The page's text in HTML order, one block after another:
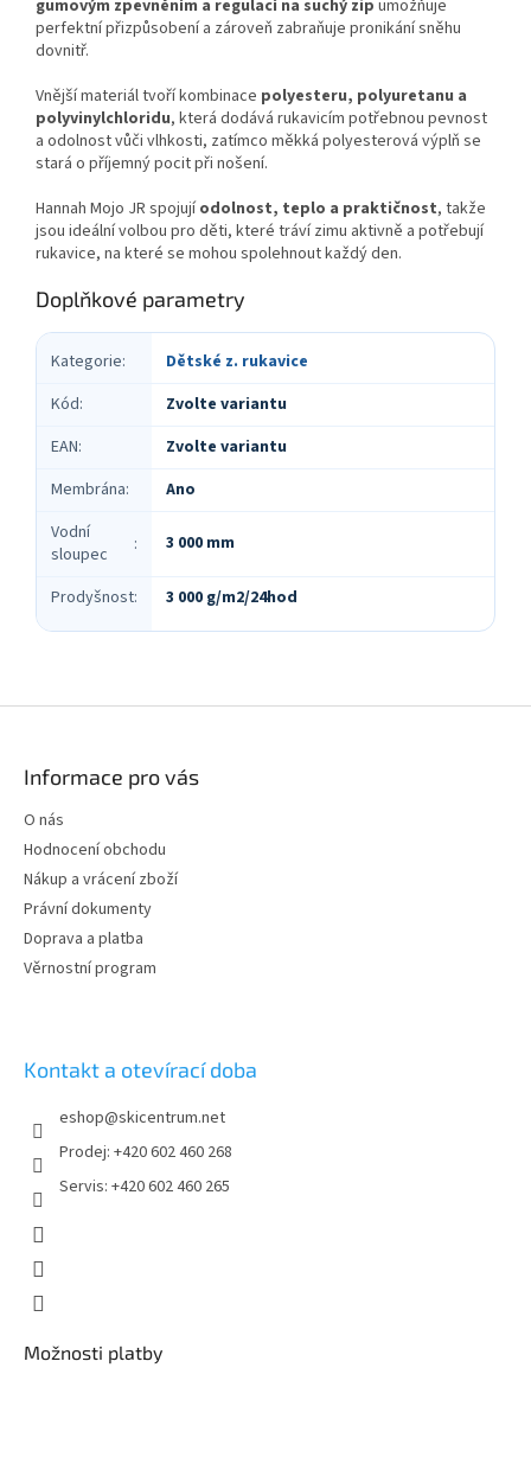
gumovým zpevněním a regulací na suchý zip umožňuje
perfektní přizpůsobení a zároveň zabraňuje pronikání sněhu
dovnitř.
Vnější materiál tvoří kombinace polyesteru, polyuretanu a
polyvinylchloridu, která dodává rukavicím potřebnou pevnost
a odolnost vůči vlhkosti, zatímco měkká polyesterová výplň se
stará o příjemný pocit při nošení.
Hannah Mojo JR spojujíodolnost, teplo a praktičnost, takže
jsou ideální volbou pro děti, které tráví zimu aktivně a potřebují
rukavice, na které se mohou spolehnout každý den.
Doplňkové parametry
Kategorie:
Dětské z. rukavice
Kód:
Zvolte variantu
EAN:
Zvolte variantu
Membrána:
Ano
Vodní
sloupec
: 3 000 mm
Prodyšnost: 3 000 g/m2/24hod
Informace pro vás
O nás
Hodnocení obchodu
Nákup a vrácení zboží
Právní dokumenty
Doprava a platba
Věrnostní program
Kontakt a otevírací doba
eshop@skicentrum.net
Prodej: +420 602 460 268
Servis: +420 602 460 265
Možnosti platby